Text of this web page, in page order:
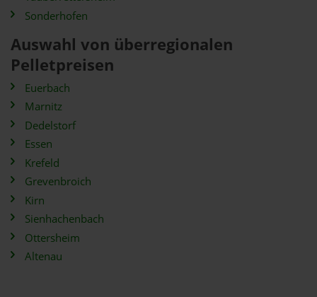
Sonderhofen
Auswahl von überregionalen
Pelletpreisen
Euerbach
Marnitz
Dedelstorf
Essen
Krefeld
Grevenbroich
Kirn
Sienhachenbach
Ottersheim
Altenau